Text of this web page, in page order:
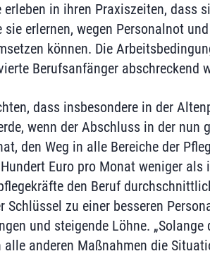
erleben in ihren Praxiszeiten, dass
sie erlernen, wegen Personalnot
können. Die
Berufsanfänger abschreckend
dass insbesondere in der
wenn der Abschluss in der
den Weg in alle Bereiche der
Euro pro Monat weniger
den Beruf
Schlüssel zu einer besseren
und steigende Löhne.
alle anderen Maßnahmen die